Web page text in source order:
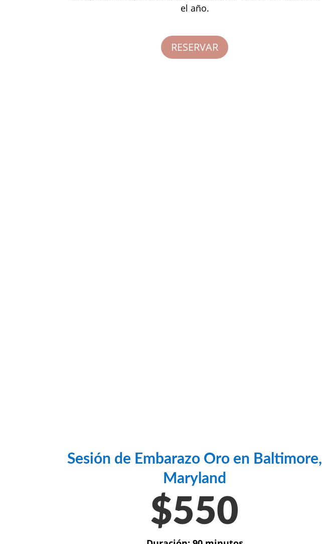
el año.
RESERVAR
Sesión de Embarazo Oro en Baltimore,
Maryland
$550